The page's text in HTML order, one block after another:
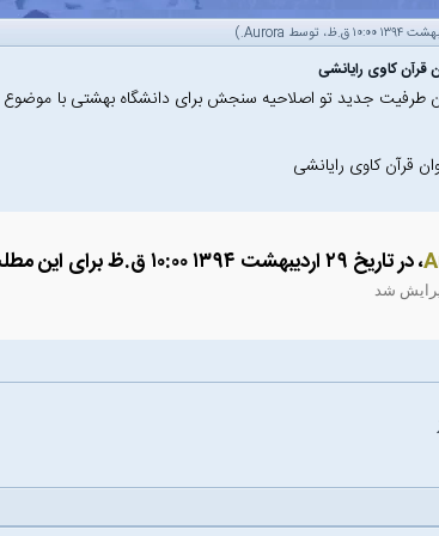
Aurora
.)
قرآن کاوی رایانشی
طرفیت جدید تو اصلاحیه سنجش برای دانشگاه بهشتی با
قرآن کاوی رایانشی
، در تاریخ ۲۹ اردیبهشت ۱۳۹۴ ۱۰:۰۰ ق.ظ برای این مطلب یک پانوشت گذاشته است:
شد